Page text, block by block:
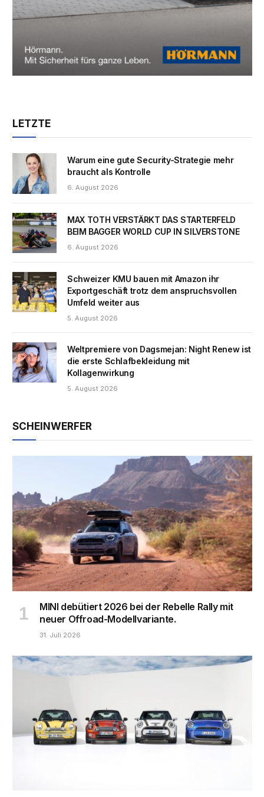
LETZTE
Warum eine gute Security-Strategie mehr
braucht als Kontrolle
6. August 2026
MAX TOTH VERSTÄRKT DAS STARTERFELD
BEIM BAGGER WORLD CUP IN SILVERSTONE
6. August 2026
Schweizer KMU bauen mit Amazon ihr
Exportgeschäft trotz dem anspruchsvollen
Umfeld weiter aus
5. August 2026
Weltpremiere von Dagsmejan: Night Renew ist
die erste Schlafbekleidung mit
Kollagenwirkung
5. August 2026
SCHEINWERFER
MINI debütiert 2026 bei der Rebelle Rally mit
neuer Offroad-Modellvariante.
31. Juli 2026